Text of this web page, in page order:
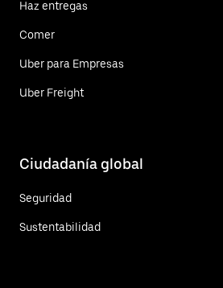
Haz entregas
Comer
Uber para Empresas
Uber Freight
Ciudadanía global
Seguridad
Sustentabilidad